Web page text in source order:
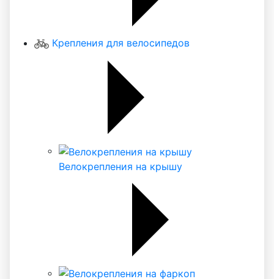
Крепления для велосипедов
Велокрепления на крышу